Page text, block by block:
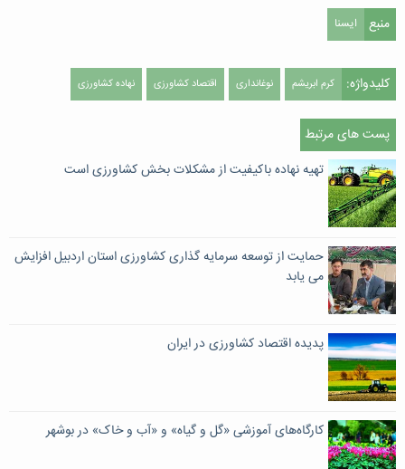
منبع ایسنا
کلیدواژه: کرم ابریشم نوغانداری اقتصاد کشاورزی نهاده کشاورزی
پست های مرتبط
تهیه نهاده‌ باکیفیت از مشکلات بخش کشاورزی است
حمایت از توسعه سرمایه گذاری کشاورزی استان اردبیل افزایش
می یابد
پدیده اقتصاد کشاورزی در ایران
کارگاه‌های آموزشی «گل و گیاه» و «آب و خاک» در بوشهر